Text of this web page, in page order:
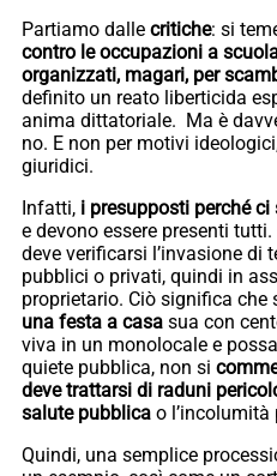
Partiamo dalle critiche: si
contro le occupazioni a
organizzati, magari, per
definito un reato liberticida
anima dittatoriale. Ma è
no. E non per motivi
giuridici.
Infatti, i presupposti perché
e devono essere presenti tutti.
deve verificarsi l’invasione di
pubblici o privati, quindi in
proprietario. Ciò significa che
una festa a casa sua con
viva in un monolocale e
quiete pubblica, non si
deve trattarsi di raduni
salute pubblica o l’incolumità
Quindi, una semplice